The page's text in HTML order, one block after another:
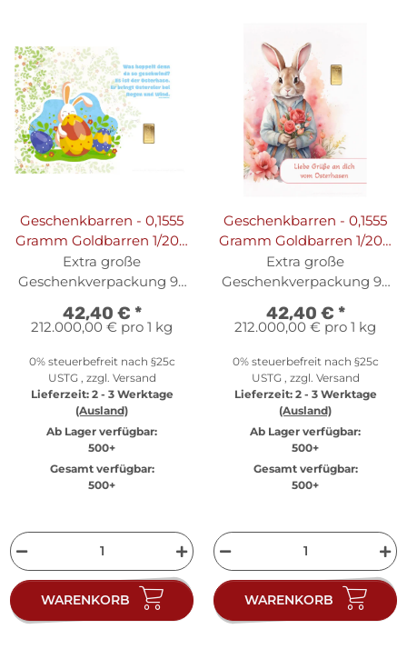
Geschenkbarren - 0,1555
Gramm Goldbarren 1/200
oz - Ostern Gr
Extra große
Geschenkverpackung 95
42,40 € *
212.000,00 € pro 1 kg
0% steuerbefreit nach §25c
USTG , zzgl. Versand
Lieferzeit: 2 - 3 Werktage
(Ausland)
Ab Lager verfügbar:
500+
Gesamt verfügbar:
500+
WARENKORB
Geschenkbarren - 0,1555
Gramm Goldbarren 1/200
oz - Ostern Rose
Extra große
Geschenkverpackung 95
42,40 € *
212.000,00 € pro 1 kg
0% steuerbefreit nach §25c
USTG , zzgl. Versand
Lieferzeit: 2 - 3 Werktage
(Ausland)
Ab Lager verfügbar:
500+
Gesamt verfügbar:
500+
WARENKORB